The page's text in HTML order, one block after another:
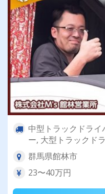
中型トラックドラ
ー, 大型トラックド
群馬県館林市
23〜40万円